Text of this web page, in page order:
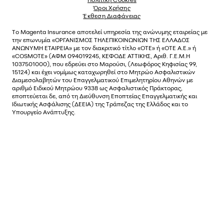
Όροι Χρήσης
Έκθεση Διαφάνειας
Το Magenta Insurance αποτελεί υπηρεσία της ανώνυµης εταιρείας µε
την επωνυµία «ΟΡΓΑΝΙΣΜΟΣ ΤΗΛΕΠΙΚΟΙΝΩΝΙΩΝ ΤΗΣ ΕΛΛΑΔΟΣ
ΑΝΩΝΥΜΗ ΕΤΑΙΡΕΙΑ» µε τον διακριτικό τίτλο «OTE» ή «ΟΤΕ Α.Ε.» ή
«COSMOTE» (ΑΦΜ 094019245, ΚΕΦΟΔΕ ΑΤΤΙΚΗΣ, Αριθ. Γ.Ε.Μ.Η
1037501000), που εδρεύει στο Μαρούσι, (Λεωφόρος Κηφισίας 99,
15124) και έχει νοµίµως καταχωρηθεί στο Μητρώο Ασφαλιστικών
Διαµεσολαβητών του Επαγγελµατικού Επιµελητηρίου Αθηνών µε
αριθµό Ειδικού Μητρώου 9338 ως Ασφαλιστικός Πράκτορας,
εποπτεύεται δε, από τη Διεύθυνση Εποπτείας Επαγγελματικής και
Ιδιωτικής Ασφάλισης (ΔΕΕΙΑ) της Τράπεζας της Ελλάδος και το
Υπουργείο Ανάπτυξης.